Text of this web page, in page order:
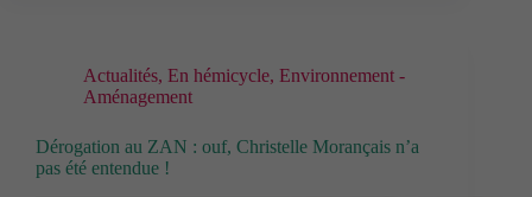
Actualités, En hémicycle, Environnement -
Aménagement
Dérogation au ZAN : ouf, Christelle Morançais n’a
pas été entendue !